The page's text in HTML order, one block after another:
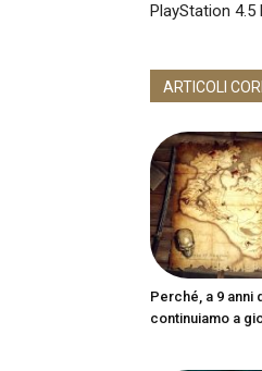
PlayStation 4.5
ARTICOLI
Perché, a 9 anni
continuiamo a